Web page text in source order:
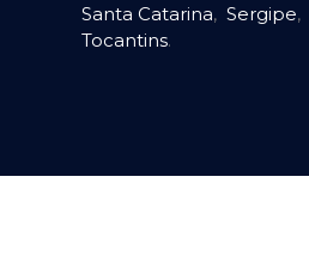
Santa Catarina, Sergipe,
Tocantins.